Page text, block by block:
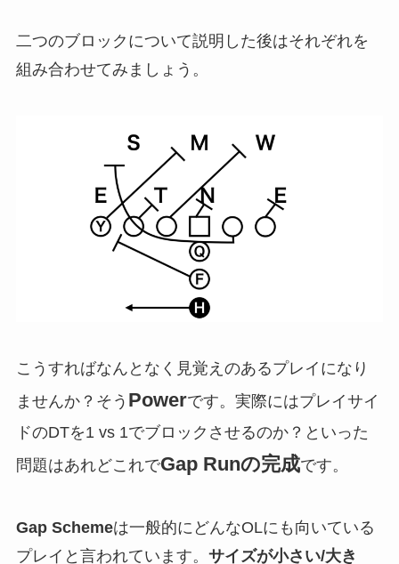
二つのブロックについて説明した後はそれぞれを
組み合わせてみましょう。
こうすればなんとなく見覚えのあるプレイになり
ませんか？そう Powerです。実際にはプレイサイ
ドのDTを1 vs 1でブロックさせるのか？といった
問題はあれどこれでGap Runの完成です。
Gap Schemeは一般的にどんなOLにも向いている
プレイと言われています。 サイズが小さい/大き